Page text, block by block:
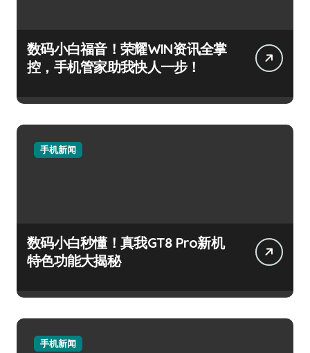
数码小白福音！荣耀WIN资讯全掌
控，手机管家助我快人一步！
手机新闻
数码小白秒懂！真我GT8 Pro新机
特色功能大揭秘
手机新闻